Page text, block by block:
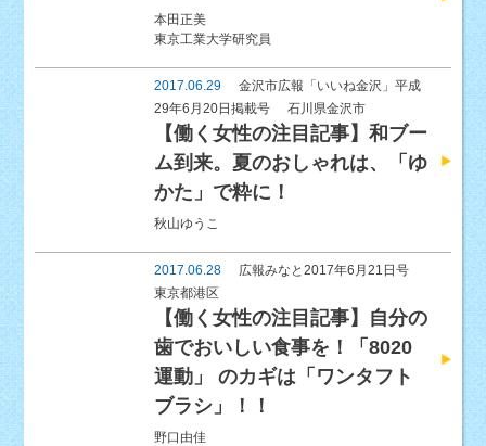
本田正美
東京工業大学研究員
2017.06.29
金沢市広報「いいね金沢」平成
29年6月20日掲載号
石川県金沢市
【働く女性の注目記事】和ブー
ム到来。夏のおしゃれは、「ゆ
かた」で粋に！
秋山ゆうこ
2017.06.28
広報みなと2017年6月21日号
東京都港区
【働く女性の注目記事】自分の
歯でおいしい食事を！「8020
運動」 のカギは「ワンタフト
ブラシ」！！
野口由佳